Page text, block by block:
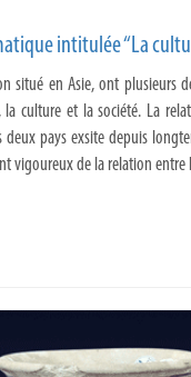
intitulée “La
situé en Asie, ont plusieurs
culture et la société. La
deux pays exsite depuis
vigoureux de la relation entre